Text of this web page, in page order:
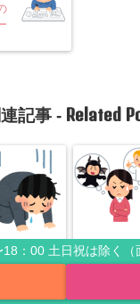
：00 土日祝は除く（
記事 - Related
んなはず
の本当の
疑似体験で
る！気にな